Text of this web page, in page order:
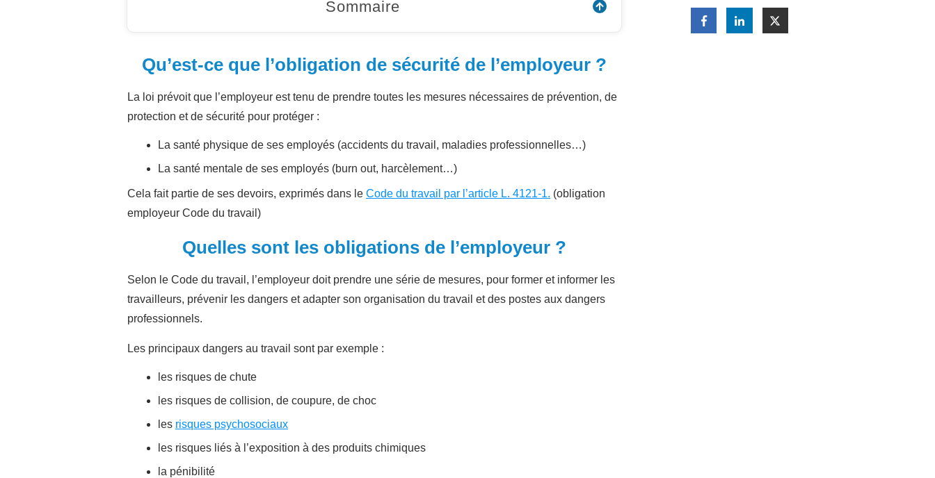
Sommaire
Qu’est-ce que l’obligation de sécurité de l’employeur ?
La loi prévoit que l’employeur est tenu de prendre toutes les mesures nécessaires de prévention, de
protection et de sécurité pour protéger :
La santé physique de ses employés (accidents du travail, maladies professionnelles…)
La santé mentale de ses employés (burn out, harcèlement…)
Cela fait partie de ses devoirs, exprimés dans le Code du travail par l’article L. 4121-1. (obligation
employeur Code du travail)
Quelles sont les obligations de l’employeur ?
Selon le Code du travail, l’employeur doit prendre une série de mesures, pour former et informer les
travailleurs, prévenir les dangers et adapter son organisation du travail et des postes aux dangers
professionnels.
Les principaux dangers au travail sont par exemple :
les risques de chute
les risques de collision, de coupure, de choc
les risques psychosociaux
les risques liés à l’exposition à des produits chimiques
la pénibilité